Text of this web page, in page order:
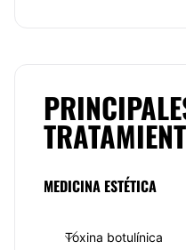
dermatitis atópica,
manchas en la piel,
piel, problemas de
trasmisión sexual,
faciales, aplicación de
Dra. Cristina Cantú
MEDICINA ESTÉTICA
Toxina botulínica